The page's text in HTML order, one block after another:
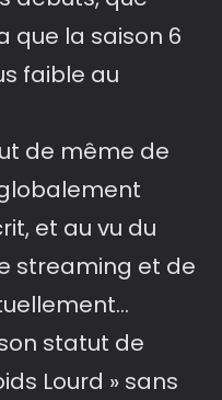
que la saison 6
faible au
de même de
et au vu du
streaming et de
statut de
Lourd » sans